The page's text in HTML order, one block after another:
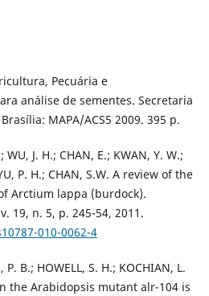
Pecuária e
análise de sementes. Secretaria
MAPA/ACS5 2009. 395 p.
WU, J. H.; CHAN, E.; KWAN, Y. W.;
P. H.; CHAN, S.W. A review of the
Arctium lappa (burdock).
19, n. 5, p. 245-54, 2011.
010-0062-4
P. B.; HOWELL, S. H.; KOCHIAN, L.
the Arabidopsis mutant alr-104 is